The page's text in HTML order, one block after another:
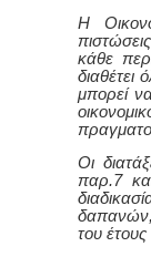
Η
κάθε
διαθέτει
μπορεί
Οι
παρ.7
του